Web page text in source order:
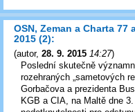
OSN, Zeman a Charta
2015 (2):
(autor, 28. 9. 2015 14:27)
Poslední skutečně
rozehraných „sametových
Gorbačova a prezidenta
KGB a CIA, na Maltě dne